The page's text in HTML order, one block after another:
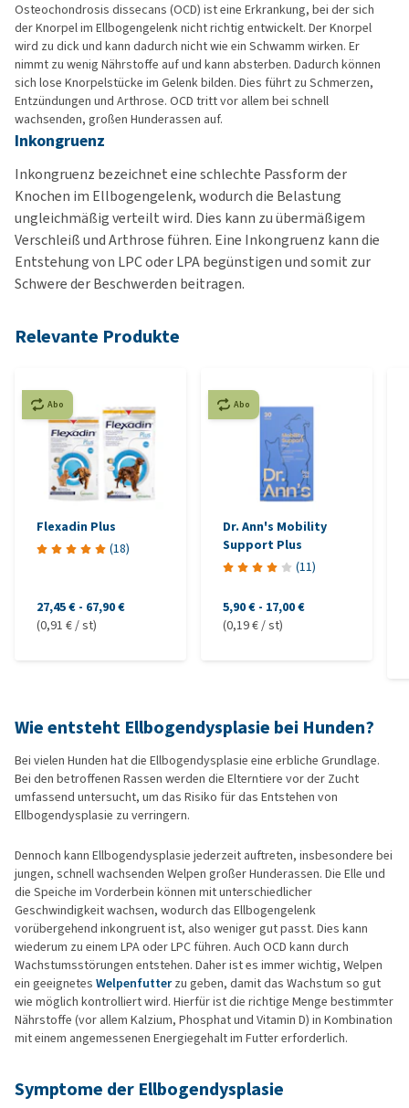
Osteochondrosis dissecans (OCD) ist eine Erkrankung, bei der sich
der Knorpel im Ellbogengelenk nicht richtig entwickelt. Der Knorpel
wird zu dick und kann dadurch nicht wie ein Schwamm wirken. Er
nimmt zu wenig Nährstoffe auf und kann absterben. Dadurch können
sich lose Knorpelstücke im Gelenk bilden. Dies führt zu Schmerzen,
Entzündungen und Arthrose. OCD tritt vor allem bei schnell
wachsenden, großen Hunderassen auf.
Inkongruenz
Inkongruenz bezeichnet eine schlechte Passform der
Knochen im Ellbogengelenk, wodurch die Belastung
ungleichmäßig verteilt wird. Dies kann zu übermäßigem
Verschleiß und Arthrose führen. Eine Inkongruenz kann die
Entstehung von LPC oder LPA begünstigen und somit zur
Schwere der Beschwerden beitragen.
Relevante Produkte
Abo
Flexadin Plus
(18)
27,45 € - 67,90 €
(0,91 € / st)
Abo
Dr. Ann's Mobility
Support Plus
(11)
5,90 € - 17,00 €
(0,19 € / st)
Wie entsteht Ellbogendysplasie bei Hunden?
Bei vielen Hunden hat die Ellbogendysplasie eine erbliche Grundlage.
Bei den betroffenen Rassen werden die Elterntiere vor der Zucht
umfassend untersucht, um das Risiko für das Entstehen von
Ellbogendysplasie zu verringern.
Dennoch kann Ellbogendysplasie jederzeit auftreten, insbesondere bei
jungen, schnell wachsenden Welpen großer Hunderassen. Die Elle und
die Speiche im Vorderbein können mit unterschiedlicher
Geschwindigkeit wachsen, wodurch das Ellbogengelenk
vorübergehend inkongruent ist, also weniger gut passt. Dies kann
wiederum zu einem LPA oder LPC führen. Auch OCD kann durch
Wachstumsstörungen entstehen. Daher ist es immer wichtig, Welpen
ein geeignetes Welpenfutterzu geben, damit das Wachstum so gut
wie möglich kontrolliert wird. Hierfür ist die richtige Menge bestimmter
Nährstoffe (vor allem Kalzium, Phosphat und Vitamin D) in Kombination
mit einem angemessenen Energiegehalt im Futter erforderlich.
Symptome der Ellbogendysplasie